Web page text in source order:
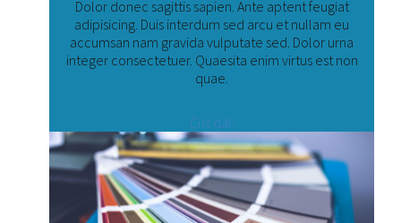
Dolor donec sagittis sapien. Ante aptent feugiat
adipisicing. Duis interdum sed arcu et nullam eu
accumsan nam gravida vulputate sed. Dolor urna
integer consectetuer. Quaesita enim virtus est non
quae.
Číst dál: